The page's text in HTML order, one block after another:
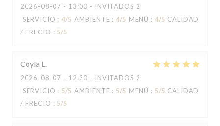
2026-08-07 - 13:00 - INVITADOS 2
SERVICIO : 4/5 AMBIENTE : 4/5 MENÚ : 4/5 CALIDAD
/ PRECIO : 5/5
Coyla L
2026-08-07 - 12:30 - INVITADOS 2
SERVICIO : 5/5 AMBIENTE : 5/5 MENÚ : 5/5 CALIDAD
/ PRECIO : 5/5